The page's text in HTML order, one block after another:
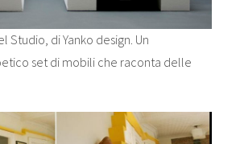
Studio, di Yanko design. Un
set di mobili che raconta delle